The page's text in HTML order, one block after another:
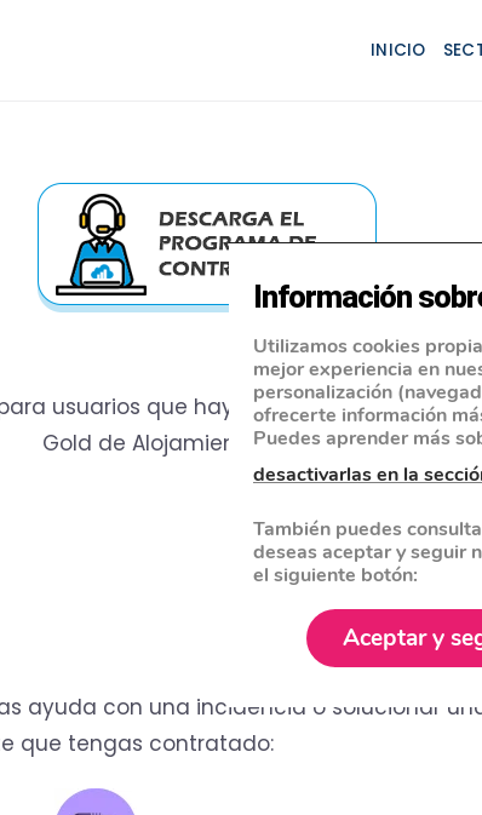
INICIO
usuarios que hayan contratado el Plan
Gold de Alojamiento y Soporte.
ayuda con una incidencia o solucionar
que tengas contratado:
Información
Utilizamos cookies
mejor experiencia en
personalización
ofrecerte información
Puedes aprender más
desactivarlas en la
También puedes
deseas aceptar y seguir
el siguiente botón:
Aceptar y